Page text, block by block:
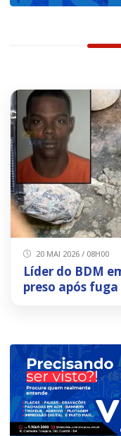
20 MAI 2026 / 08H00
Líder do BDM
preso após